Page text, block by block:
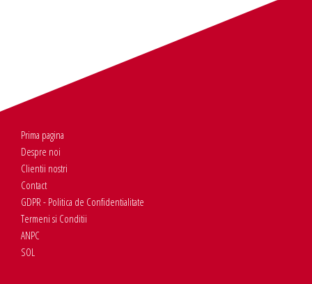
Prima pagina
Despre noi
Clientii nostri
Contact
GDPR - Politica de Confidentialitate
Termeni si Conditii
ANPC
SOL